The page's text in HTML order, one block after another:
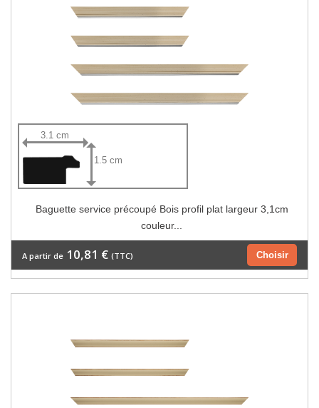
3.1 cm
1.5 cm
Baguette service précoupé Bois profil plat largeur 3,1cm
couleur...
Choisir
A partir de 10,81 € (TTC)